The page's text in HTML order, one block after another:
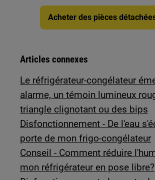
Acheter des pièces
Articles connexes
Le réfrigérateur-congélateur
alarme, un témoin lumineux
triangle clignotant ou des bips
Disfonctionnement - De l'eau
porte de mon frigo-congélateur
Conseil - Comment réduire
mon réfrigérateur en pose libre?